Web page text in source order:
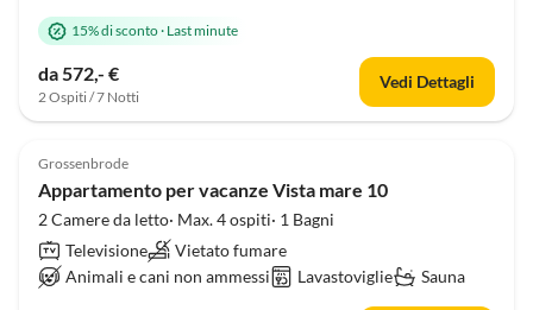
15% di sconto· Last minute
da 572,- €
2 Ospiti / 7 Notti
Vedi Dettagli
Grossenbrode
Appartamento per vacanze Vista mare 10
2 Camere da letto· Max. 4 ospiti· 1 Bagni
Televisione
Vietato fumare
Animali e cani non ammessi
Lavastoviglie Sauna